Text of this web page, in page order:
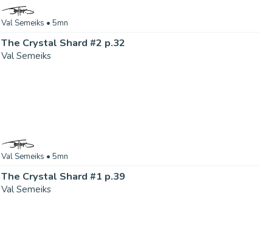
Val Semeiks • 5mn
The Crystal Shard #2 p.32
Val Semeiks
Val Semeiks • 5mn
The Crystal Shard #1 p.39
Val Semeiks